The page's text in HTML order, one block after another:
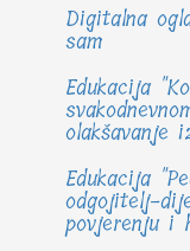
Digitalna
sam
Edukacija
olakšavanje
Edukacija
odgojitelj-
povjerenju i